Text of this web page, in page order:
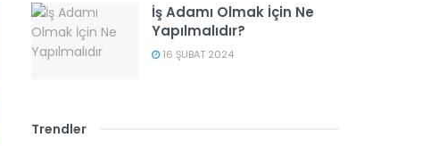
İş Adamı Olmak İçin Ne
Yapılmalıdır?
16 ŞUBAT 2024
Trendler